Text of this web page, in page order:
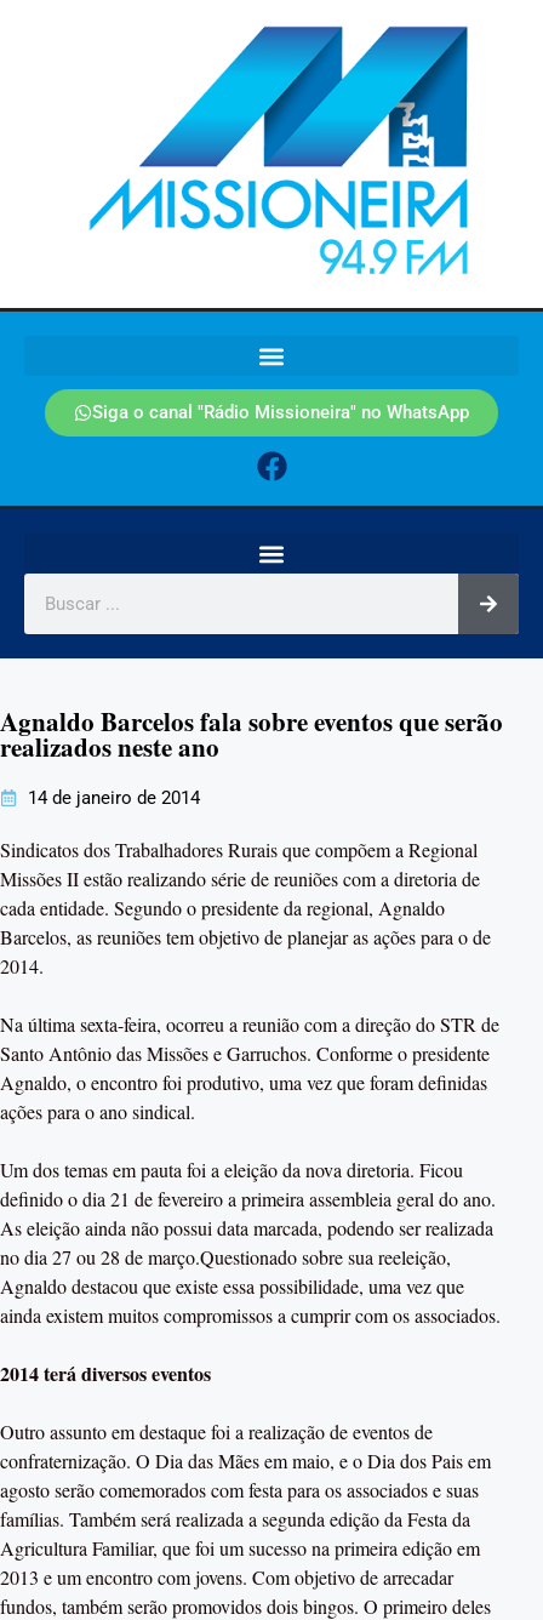
Siga o canal "Rádio Missioneira" no WhatsApp
Agnaldo Barcelos fala sobre eventos que serão
realizados neste ano
14 de janeiro de 2014
Sindicatos dos Trabalhadores Rurais que compõem a Regional
Missões II estão realizando série de reuniões com a diretoria de
cada entidade. Segundo o presidente da regional, Agnaldo
Barcelos, as reuniões tem objetivo de planejar as ações para o de
2014.
Na última sexta-feira, ocorreu a reunião com a direção do STR de
Santo Antônio das Missões e Garruchos. Conforme o presidente
Agnaldo, o encontro foi produtivo, uma vez que foram definidas
ações para o ano sindical.
Um dos temas em pauta foi a eleição da nova diretoria. Ficou
definido o dia 21 de fevereiro a primeira assembleia geral do ano.
As eleição ainda não possui data marcada, podendo ser realizada
no dia 27 ou 28 de março.Questionado sobre sua reeleição,
Agnaldo destacou que existe essa possibilidade, uma vez que
ainda existem muitos compromissos a cumprir com os associados.
2014 terá diversos eventos
Outro assunto em destaque foi a realização de eventos de
confraternização. O Dia das Mães em maio, e o Dia dos Pais em
agosto serão comemorados com festa para os associados e suas
famílias. Também será realizada a segunda edição da Festa da
Agricultura Familiar, que foi um sucesso na primeira edição em
2013 e um encontro com jovens. Com objetivo de arrecadar
fundos, também serão promovidos dois bingos. O primeiro deles